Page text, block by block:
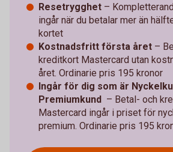
Resetrygghet –
ingår när du betalar mer än
kortet
Kostnadsfritt första året –
kreditkort Mastercard utan
året. Ordinarie pris 195 kronor
Ingår för dig som är
Premiumkund – Betal- och
Mastercard ingår i priset för
premium. Ordinarie pris 195